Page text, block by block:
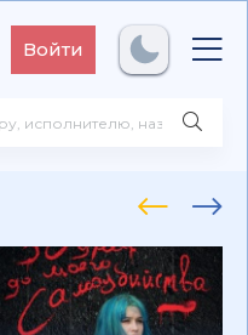
Войти